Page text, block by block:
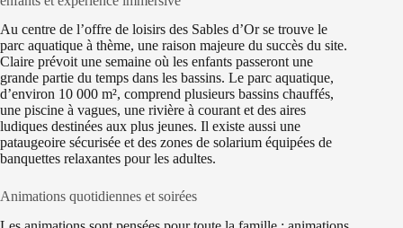
Au centre de l’offre de loisirs des Sables d’Or se trouve le
parc aquatique à thème, une raison majeure du succès du site.
Claire prévoit une semaine où les enfants passeront une
grande partie du temps dans les bassins. Le parc aquatique,
d’environ 10 000 m², comprend plusieurs bassins chauffés,
une piscine à vagues, une rivière à courant et des aires
ludiques destinées aux plus jeunes. Il existe aussi une
pataugeoire sécurisée et des zones de solarium équipées de
banquettes relaxantes pour les adultes.
Animations quotidiennes et soirées